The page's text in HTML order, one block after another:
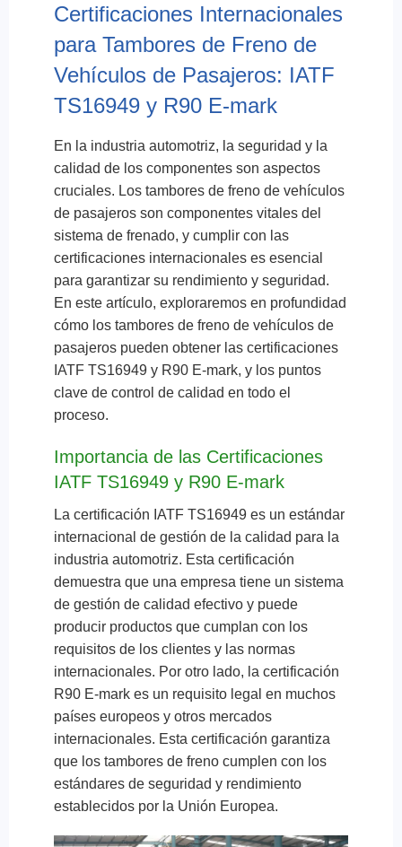
Certificaciones Internacionales
para Tambores de Freno de
Vehículos de Pasajeros: IATF
TS16949 y R90 E-mark
En la industria automotriz, la seguridad y la
calidad de los componentes son aspectos
cruciales. Los tambores de freno de vehículos
de pasajeros son componentes vitales del
sistema de frenado, y cumplir con las
certificaciones internacionales es esencial
para garantizar su rendimiento y seguridad.
En este artículo, exploraremos en profundidad
cómo los tambores de freno de vehículos de
pasajeros pueden obtener las certificaciones
IATF TS16949 y R90 E-mark, y los puntos
clave de control de calidad en todo el
proceso.
Importancia de las Certificaciones
IATF TS16949 y R90 E-mark
La certificación IATF TS16949 es un estándar
internacional de gestión de la calidad para la
industria automotriz. Esta certificación
demuestra que una empresa tiene un sistema
de gestión de calidad efectivo y puede
producir productos que cumplan con los
requisitos de los clientes y las normas
internacionales. Por otro lado, la certificación
R90 E-mark es un requisito legal en muchos
países europeos y otros mercados
internacionales. Esta certificación garantiza
que los tambores de freno cumplen con los
estándares de seguridad y rendimiento
establecidos por la Unión Europea.